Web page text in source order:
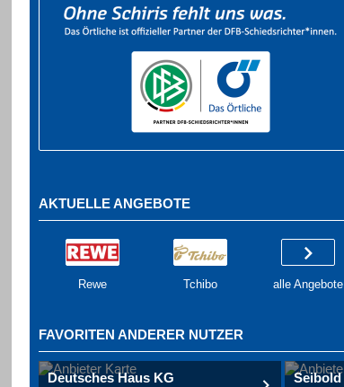
AKTUELLE ANGEBOTE
Rewe Tchibo alle Angebote
FAVORITEN ANDERER NUTZER
Deutsches Haus KG